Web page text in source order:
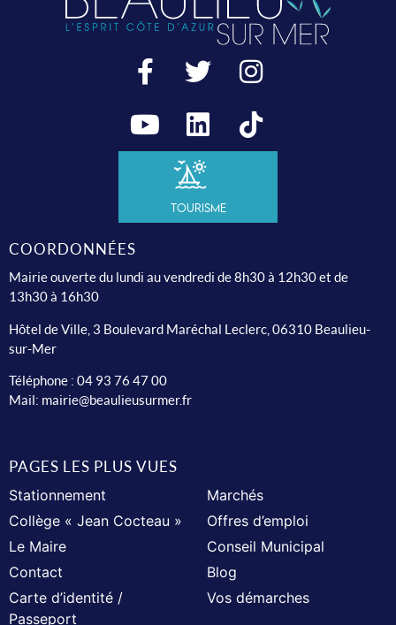
Tourisme
COORDONNÉES
Mairie ouverte du lundi au vendredi de 8h30 à 12h30 et de
13h30 à 16h30
Hôtel de Ville, 3 Boulevard Maréchal Leclerc, 06310 Beaulieu-
sur-Mer
Téléphone : 04 93 76 47 00
Mail: mairie@beaulieusurmer.fr
PAGES LES PLUS VUES
Stationnement
Marchés
Collège « Jean Cocteau »
Offres d’emploi
Le Maire
Conseil Municipal
Contact
Blog
Carte d’identité /
Passeport
Vos démarches